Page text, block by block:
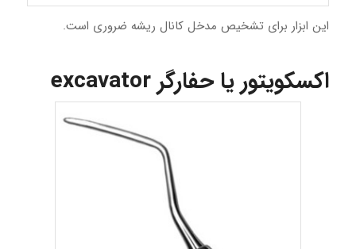
این ابزار برای تشخیص مدخل کانال ریشه ضروری است.
اکسکویتور یا حفارگر excavator